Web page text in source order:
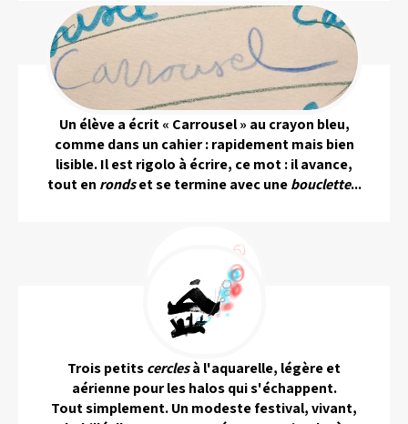
Un élève a écrit « Carrousel » au crayon bleu,
comme dans un cahier : rapidement mais bien
lisible. Il est rigolo à écrire, ce mot : il avance,
tout en rondset se termine avec unebouclette...
Trois petitscerclesà l'aquarelle, légère et
aérienne pour les halos qui s'échappent.
Tout simplement. Un modeste festival, vivant,